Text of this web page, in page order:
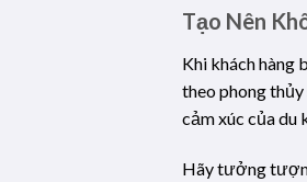
Tạo Nên
Khi khách hàng
theo phong
cảm xúc của du
Hãy tưởng